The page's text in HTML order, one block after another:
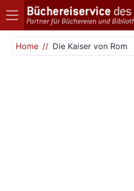
Direkt zum Inhalt
Home
Die Kaiser von Rom